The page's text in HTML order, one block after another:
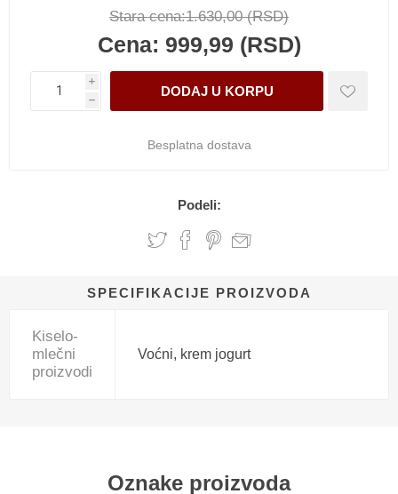
Stara cena:1.630,00 (RSD)
Cena: 999,99 (RSD)
i
h
Besplatna dostava
Podeli:
SPECIFIKACIJE PROIZVODA
Kiselo-
mlečni
proizvodi
Voćni, krem jogurt
Oznake proizvoda